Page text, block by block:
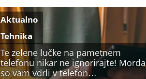
Te zelene lučke na pametnem
telefonu nikar ne ignorirajte! Morda
so vam vdrli v telefon…
Aktualno
Tehnika